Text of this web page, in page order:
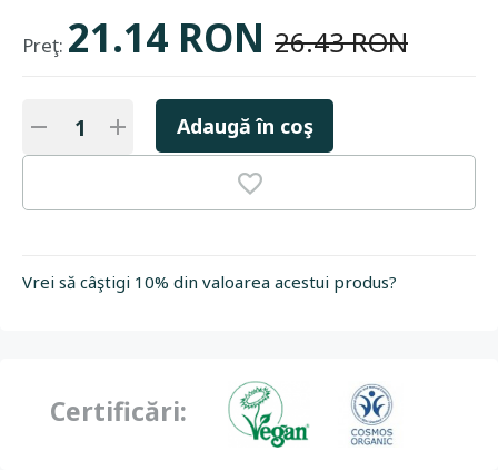
Preţ: 21.14 RON 26.43 RON
Adaugă în coş
Vrei să câştigi 10% din valoarea acestui produs?
Certificări: